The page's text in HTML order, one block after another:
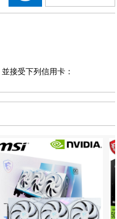
接受下列信用卡：